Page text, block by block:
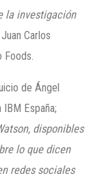
la investigación
Carlos
Foods.
de Ángel
España;
disponibles
lo que dicen
redes sociales